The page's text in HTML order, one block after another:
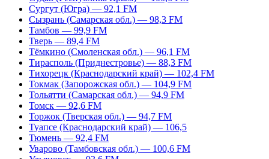
Сургут (Югра) — 92,1 FM
Сызрань (Самарская обл.) — 98,3 FM
Тамбов — 99,9 FM
Тверь — 89,4 FM
Тёмкино (Смоленская обл.) — 96,1 FM
Тирасполь (Приднестровье) — 88,3 FM
Тихорецк (Краснодарский край) — 102,4 FM
Токмак (Запорожская обл.) — 104,9 FM
Тольятти (Самарская обл.) — 94,9 FM
Томск — 92,6 FM
Торжок (Тверская обл.) — 94,7 FM
Туапсе (Краснодарский край) — 106,5
Тюмень — 92,4 FM
Уварово (Тамбовская обл.) — 100,6 FM